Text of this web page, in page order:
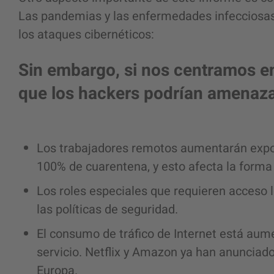
Las pandemias y las enfermedades
los ataques cibernéticos:
Sin embargo, si nos centramos
que los hackers podrían
Los trabajadores remotos aumentarán
100% de cuarentena, y esto afecta la
Los roles especiales que requieren
las políticas de seguridad.
El consumo de tráfico de Internet está
servicio. Netflix y Amazon ya han